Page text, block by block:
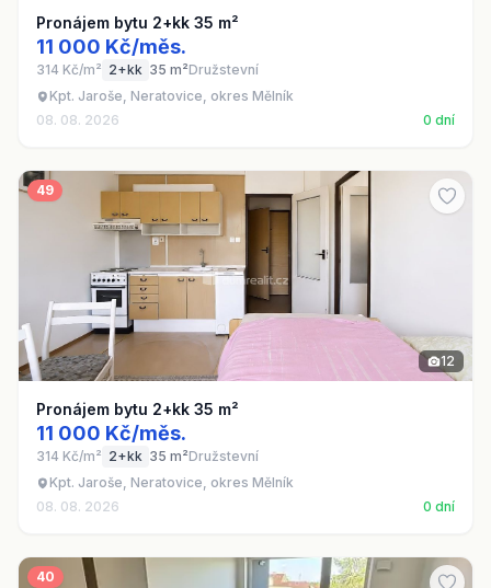
Pronájem bytu 2+kk 35 m²
11 000 Kč/měs.
314 Kč/m² 2+kk 35 m²Družstevní
Kpt. Jaroše, Neratovice, okres Mělník
08. 08. 2026
0 dní
49
12
Pronájem bytu 2+kk 35 m²
11 000 Kč/měs.
314 Kč/m² 2+kk 35 m²Družstevní
Kpt. Jaroše, Neratovice, okres Mělník
08. 08. 2026
0 dní
40